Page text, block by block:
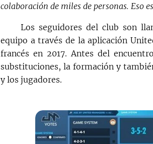
colaboración de miles de personas. Eso
Los seguidores del club son
equipo a través de la aplicación
francés en 2017. Antes del
substituciones, la formación y
y los jugadores.